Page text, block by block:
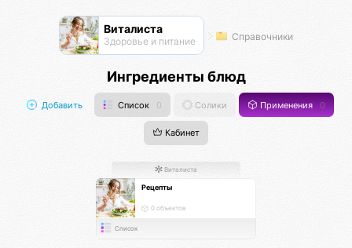
Виталиста
Здоровье и питание Справочники
Ингредиенты блюд
Добавить Список 0 Солики Применения 0
Кабинет
Виталиста
Рецепты
0 объектов
Список